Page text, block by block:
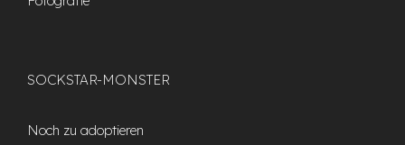
SOCKSTAR-MONSTER
Noch zu adoptieren